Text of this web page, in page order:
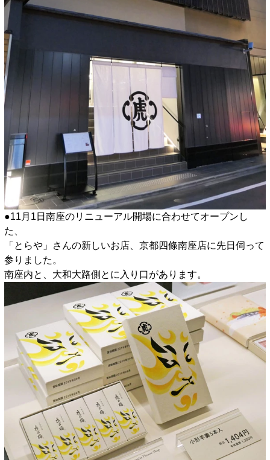
●11月1日南座のリニューアル開場に合わせてオープンし
た、
「とらや」さんの新しいお店、京都四條南座店に先日伺って
参りました。
南座内と、大和大路側とに入り口があります。